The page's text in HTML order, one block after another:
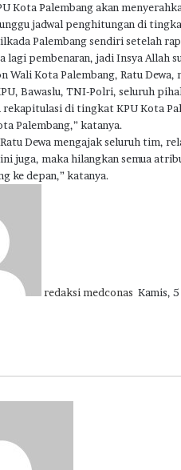
Kota Palembang akan
jadwal penghitungan di
Palembang sendiri setelah
lagi pembenaran, jadi Insya Allah
Wali Kota Palembang, Ratu
Bawaslu, TNI-Polri, seluruh
rekapitulasi di tingkat KPU Kota
Palembang,” katanya.
Dewa mengajak seluruh tim,
juga, maka hilangkan semua
ke depan,” katanya.
redaksi medconas Kamis,